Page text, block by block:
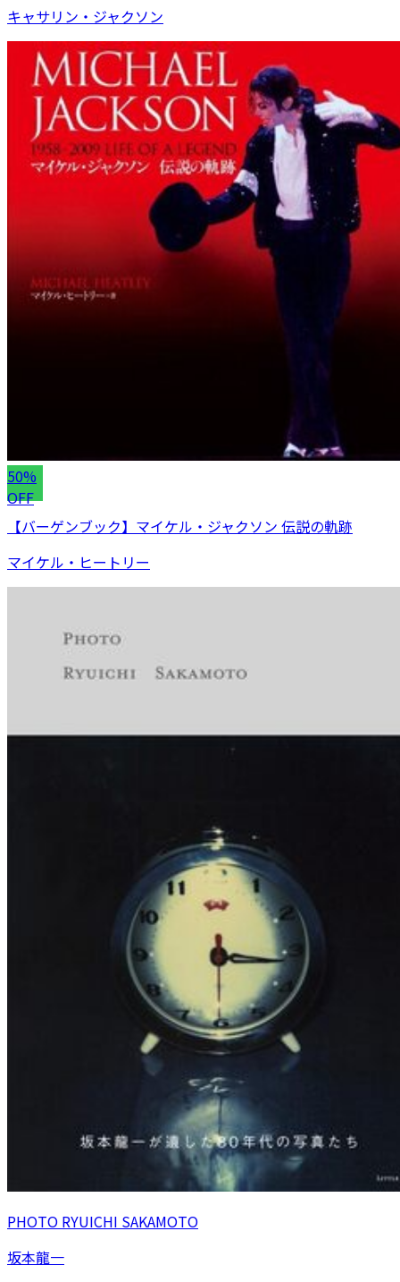
キャサリン・ジャクソン
50%
OFF
【バーゲンブック】マイケル・ジャクソン 伝説の軌跡
マイケル・ヒートリー
PHOTO RYUICHI SAKAMOTO
坂本龍一